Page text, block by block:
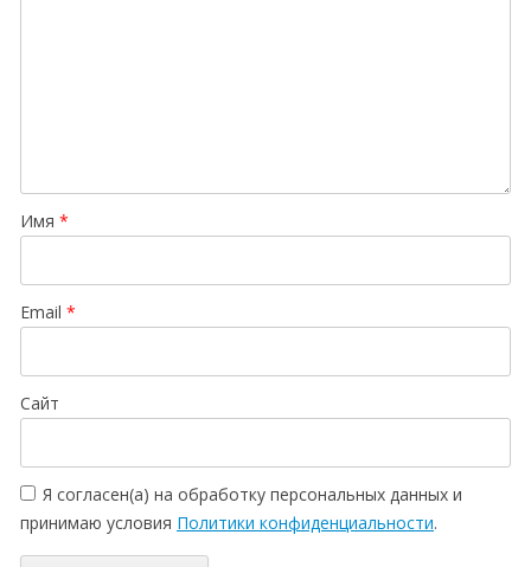
Имя *
Email *
Сайт
Я согласен(а) на обработку персональных данных и
принимаю условия Политики конфиденциальности.